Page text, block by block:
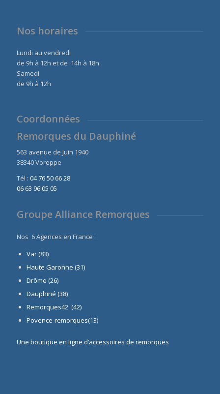
Nos horaires
Lundi au vendredi
de 9h à 12h et de 14h à 18h
Samedi
de 9h à 12h
Coordonnées
Remorques du Dauphiné
563 avenue de Juin 1940
38340 Voreppe
Tél : 04 76 50 66 28
06 63 96 05 05
Groupe Alliance Remorques
Nos 6 Agences en France :
Var (83)
Haute Garonne (31)
Drôme (26)
Dauphiné (38)
Remorques42 (42)
Povence-remorques(13)
Une boutique en ligne d’accessoires de remorques